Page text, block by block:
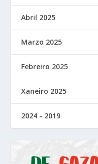
Abril 2025
Marzo 2025
Febreiro 2025
Xaneiro 2025
2024 - 2019